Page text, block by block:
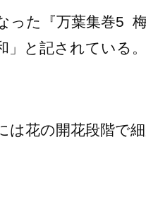
った『万葉集巻5
」と記されている
は花の開花段階で